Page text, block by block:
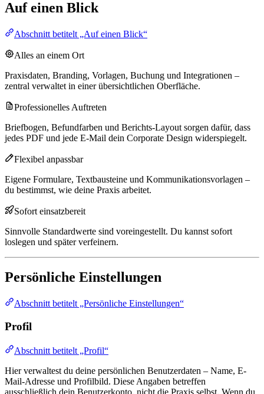
Auf einen Blick
Abschnitt betitelt „Auf einen Blick“
Alles an einem Ort
Praxisdaten, Branding, Vorlagen, Buchung und Integrationen –
zentral verwaltet in einer übersichtlichen Oberfläche.
Professionelles Auftreten
Briefbogen, Befundfarben und Berichts-Layout sorgen dafür, dass
jedes PDF und jede E-Mail dein Corporate Design widerspiegelt.
Flexibel anpassbar
Eigene Formulare, Textbausteine und Kommunikationsvorlagen –
du bestimmst, wie deine Praxis arbeitet.
Sofort einsatzbereit
Sinnvolle Standardwerte sind voreingestellt. Du kannst sofort
loslegen und später verfeinern.
Persönliche Einstellungen
Abschnitt betitelt „Persönliche Einstellungen“
Profil
Abschnitt betitelt „Profil“
Hier verwaltest du deine persönlichen Benutzerdaten – Name, E-
Mail-Adresse und Profilbild. Diese Angaben betreffen
ausschließlich dein Benutzerkonto, nicht die Praxis selbst. Wenn du